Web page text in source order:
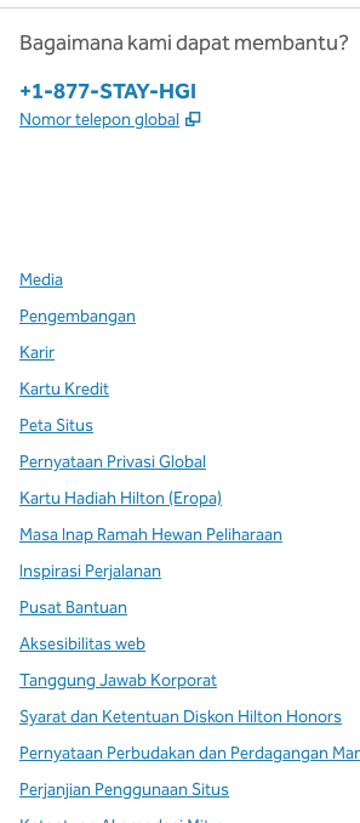
Bagaimana kami dapat membantu?
Telepon:
+1-877-STAY-HGI
Nomor telepon global ,
Media
Pengembangan
Karir
Kartu Kredit
Peta Situs
Pernyataan Privasi Global
Kartu Hadiah Hilton (Eropa)
Masa Inap Ramah Hewan Peliharaan
Inspirasi Perjalanan
Pusat Bantuan
Aksesibilitas web
Tanggung Jawab Korporat
Syarat dan Ketentuan Diskon Hilton Honors
Pernyataan Perbudakan dan Perdagangan
Perjanjian Penggunaan Situs